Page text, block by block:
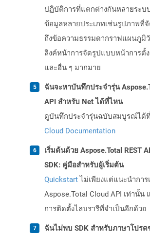
ปฏิบัติการที่แตกต่างกันหลายระบ
ข้อมูลหลายประเภทเช่นรูปภาพที่
ถึงข้อความธรรมดากราฟแผนภูมิ
ลิงค์หน้าการจัดรูปแบบหน้าการตั้
และอื่น ๆ มากมาย
ฉันจะหาบันทึกประจำรุ่น
API สำหรับ Net ได้ที่ไหน
ดูบันทึกประจำรุ่นฉบับสมบูรณ์ได้ที่
Cloud Documentation
เริ่มต้นด้วย Aspose.Total REST
SDK: คู่มือสำหรับผู้เริ่มต้น
Quickstartไม่เพียงแต่แนะนำการ
Aspose.Total Cloud API เท่านั้น
การติดตั้งไลบรารีที่จำเป็นอีกด้วย
ฉันไม่พบ SDK สำหรับภาษาโปร